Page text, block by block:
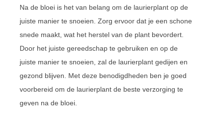
Na de bloei is het van belang om de laurierplant op de
juiste manier te snoeien. Zorg ervoor dat je een schone
snede maakt, wat het herstel van de plant bevordert.
Door het juiste gereedschap te gebruiken en op de
juiste manier te snoeien, zal de laurierplant gedijen en
gezond blijven. Met deze benodigdheden ben je goed
voorbereid om de laurierplant de beste verzorging te
geven na de bloei.